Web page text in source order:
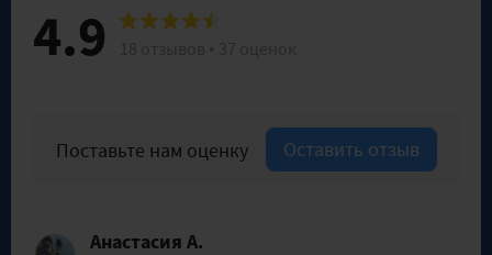
4.9
Поставьте нам оценку Оставить отзыв
Анастасия А.